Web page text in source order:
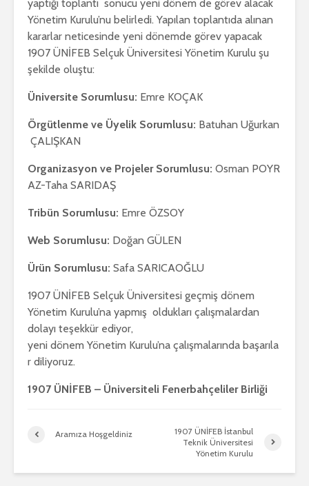
yaptığı toplantı sonucu yeni dönem de görev alacak
Yönetim Kurulu’nu belirledi. Yapılan toplantıda alınan
kararlar neticesinde yeni dönemde görev yapacak
1907 ÜNİFEB Selçuk Üniversitesi Yönetim Kurulu şu
şekilde oluştu:
Üniversite Sorumlusu: Emre KOÇAK
Örgütlenme ve Üyelik Sorumlusu: Batuhan Uğurkan
ÇALIŞKAN
Organizasyon ve Projeler Sorumlusu: Osman POYR
AZ-Taha SARIDAŞ
Tribün Sorumlusu: Emre ÖZSOY
Web Sorumlusu: Doğan GÜLEN
Ürün Sorumlusu: Safa SARICAOĞLU
1907 ÜNİFEB Selçuk Üniversitesi geçmiş dönem
Yönetim Kurulu’na yapmış oldukları çalışmalardan
dolayı teşekkür ediyor,
yeni dönem Yönetim Kurulu’na çalışmalarında başarıla
r diliyoruz.
1907 ÜNİFEB – Üniversiteli Fenerbahçeliler Birliği
Aramıza Hoşgeldiniz
1907 ÜNİFEB İstanbul
Teknik Üniversitesi
Yönetim Kurulu